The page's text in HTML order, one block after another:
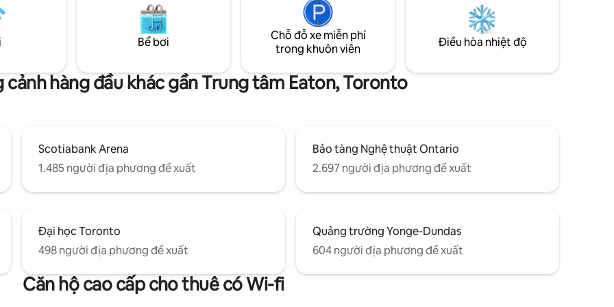
đường mòn và tầm nhìn ra
trời cũng như công viên giải
hè. Chúng tôi cũng có 2 chiếc
có thể sử dụng để khám phá.
Tận hưởng khu vườn xinh đẹp vào mùa
hè và nhấm nháp bất kỳ loại nào trong số
hơn 15 loại trà và cà phê miễn phí khác
nhau mà chúng tôi cung cấp. Nhà khách
quán cà phê ở khắp xung quanh Được
trang bị đầy đủ, Internet tốc độ cao,
không gian riêng tư yên tĩnh độc đáo ở
trung tâm Toronto tạo nên một ngôi nhà
Bể bơi
Chỗ đỗ xe miễn phí
trong khuôn viên
Điều hòa nhiệt độ
cảnh hàng đầu khác gần Trung tâm Eaton, Toronto
Scotiabank Arena
1.485 người địa phương đề xuất
Bảo tàng Nghệ thuật Ontario
2.697 người địa phương đề xuất
Đại học Toronto
498 người địa phương đề xuất
Quảng trường Yonge-Dundas
604 người địa phương đề xuất
Căn hộ cao cấp cho thuê có Wi-fi